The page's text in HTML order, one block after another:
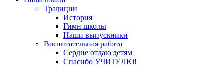
Традиции
История
Гимн школы
Наши выпускники
Воспитательная работа
Сердце отдаю детям
Спасибо УЧИТЕЛЮ!